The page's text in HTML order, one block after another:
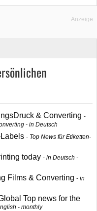
Anzeige
& Converting
- in Deutsch
Top News für Etiketten-
today
in Deutsch -
Films & Converting
in
Top news for the
- monthly